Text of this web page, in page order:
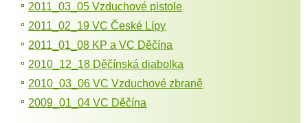
2011_03_05 Vzduchové pistole
2011_02_19 VC České Lípy
2011_01_08 KP a VC Děčína
2010_12_18 Děčínská diabolka
2010_03_06 VC Vzduchové zbraně
2009_01_04 VC Děčína